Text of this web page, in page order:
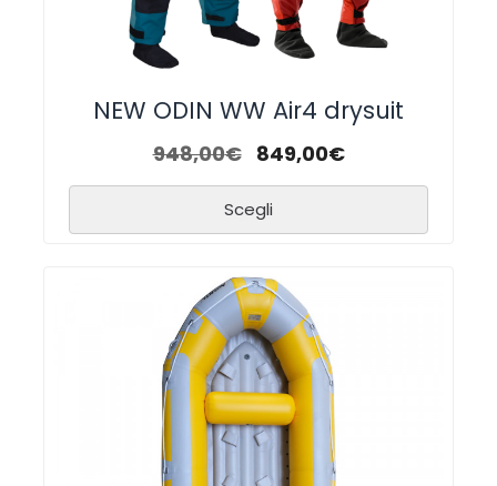
NEW ODIN WW Air4 drysuit
948,00€ 849,00€
Scegli